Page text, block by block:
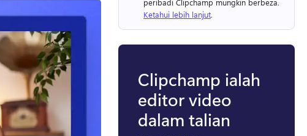
Ketahui lebih lanjut.
Clipchamp ialah
editor video
dalam talian